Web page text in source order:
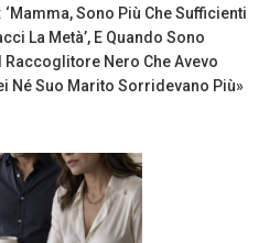
‘Mamma, Sono Più Che Sufficienti
La Metà’, E Quando Sono
Raccoglitore Nero Che Avevo
Né Suo Marito Sorridevano Più»